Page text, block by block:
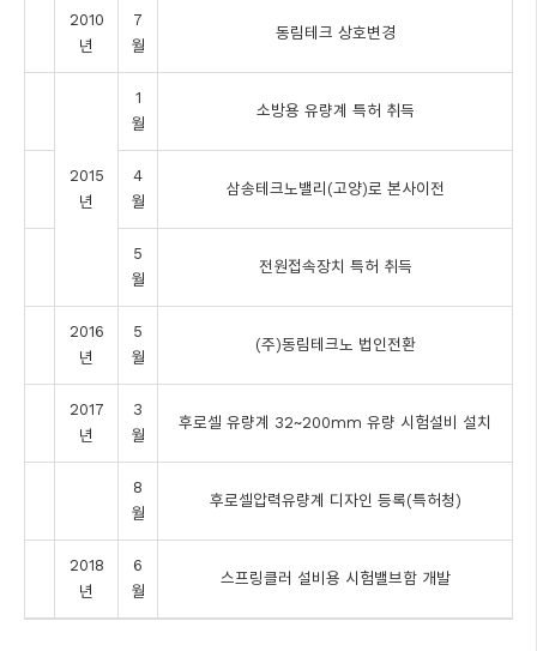
2010
년
7
월
동림테크 상호변경
2015
년
1
월
소방용 유량계 특허 취득
4
월
삼송테크노밸리(고양)로 본사이전
5
월
전원접속장치 특허 취득
2016
년
5
월
(주)동림테크노 법인전환
2017
년
3
월
후로셀 유량계 32~200mm 유량 시험설비 설치
8
월
후로셀압력유량계 디자인 등록(특허청)
2018
년
6
월
스프링클러 설비용 시험밸브함 개발